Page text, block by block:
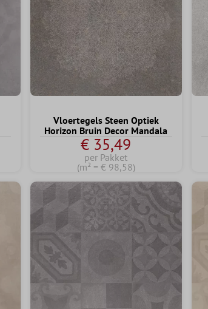
Vloertegels Steen Optiek
Horizon Bruin Decor Mandala
€ 35,49
per Pakket
(m² = € 98,58)